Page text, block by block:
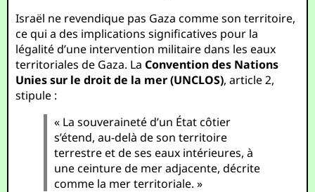
Israël ne revendique pas Gaza comme son territoire,
ce qui a des implications significatives pour la
légalité d’une intervention militaire dans les eaux
territoriales de Gaza. LaConvention des Nations
Unies sur le droit de la mer (UNCLOS), article 2,
stipule :
« La souveraineté d’un État côtier
s’étend, au-delà de son territoire
terrestre et de ses eaux intérieures, à
une ceinture de mer adjacente, décrite
comme la mer territoriale. »